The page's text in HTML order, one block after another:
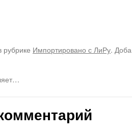
рубрике Импортировано с ЛиРу.